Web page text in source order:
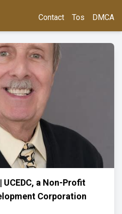
Contact Tos DMCA
UCEDC, a Non-Profit
Corporation